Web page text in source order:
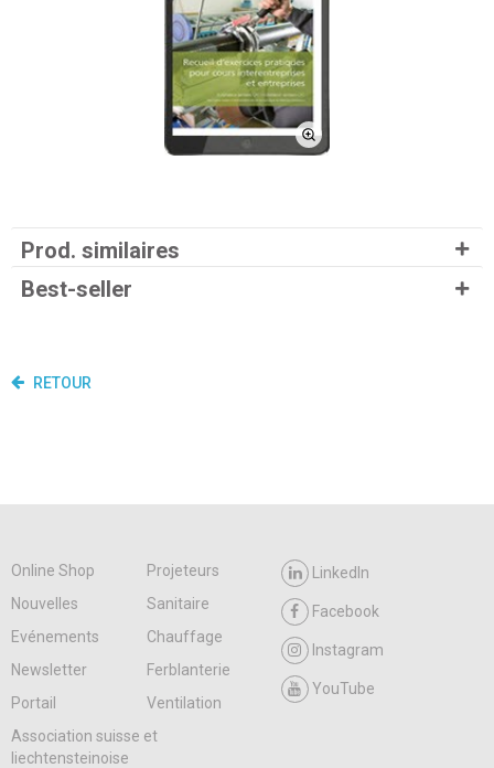
Prod. similaires
Best-seller
RETOUR
Online Shop
Projeteurs
Nouvelles
Sanitaire
Evénements
Chauffage
Newsletter
Ferblanterie
Portail
Ventilation
LinkedIn
Facebook
Instagram
YouTube
Association suisse et
liechtensteinoise